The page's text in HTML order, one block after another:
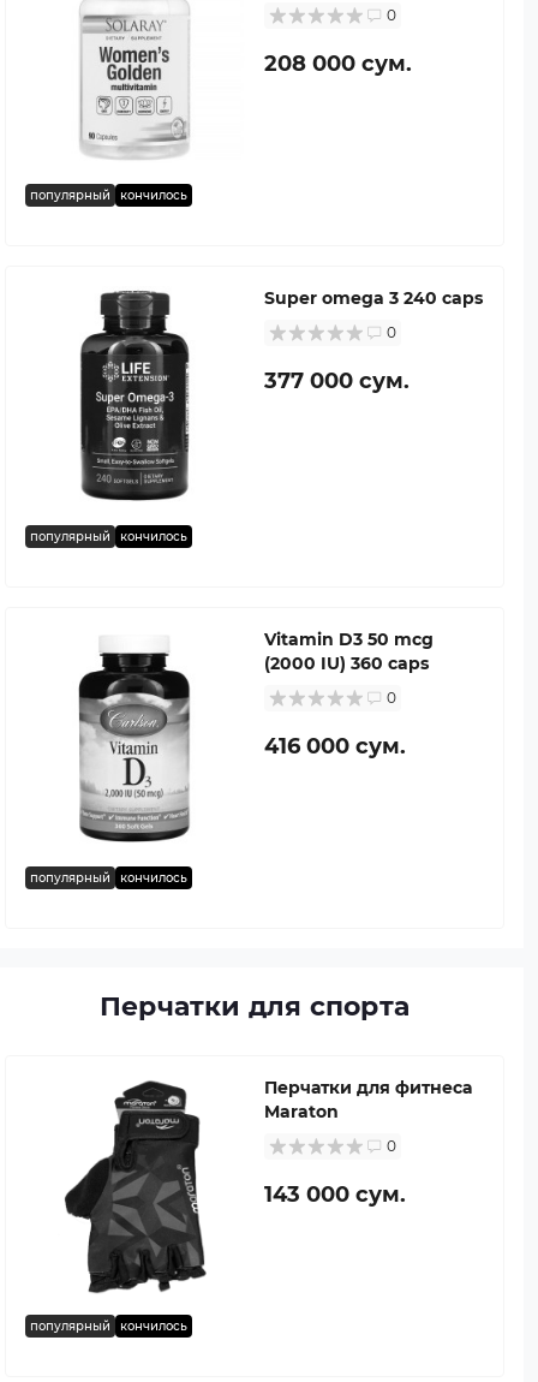
популярный кончилось
0
208 000 сум.
популярный кончилось
Super omega 3 240 caps
0
377 000 сум.
популярный кончилось
Vitamin D3 50 mcg
(2000 IU) 360 caps
0
416 000 сум.
Перчатки для спорта
популярный кончилось
Перчатки для фитнеса
Maraton
0
143 000 сум.